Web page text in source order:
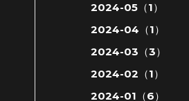
2024-05（1）
2024-04（1）
2024-03（3）
2024-02（1）
2024-01（6）